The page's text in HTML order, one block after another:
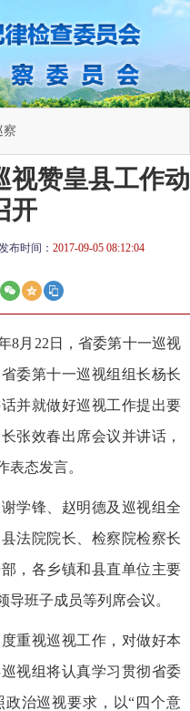
察
视赞皇县工作动
开
发布时间： 2017-09-05 08:12:04
8月22日，省委第十一巡视
委第十一巡视组组长杨长
并就做好巡视工作提出要
张效春出席会议并讲话，
表态发言。
学锋、赵明德及巡视组全
法院院长、检察院检察长
，各乡镇和县直单位主要
班子成员等列席会议。
重视巡视工作，对做好本
视组将认真学习贯彻省委
治巡视要求，以“四个意